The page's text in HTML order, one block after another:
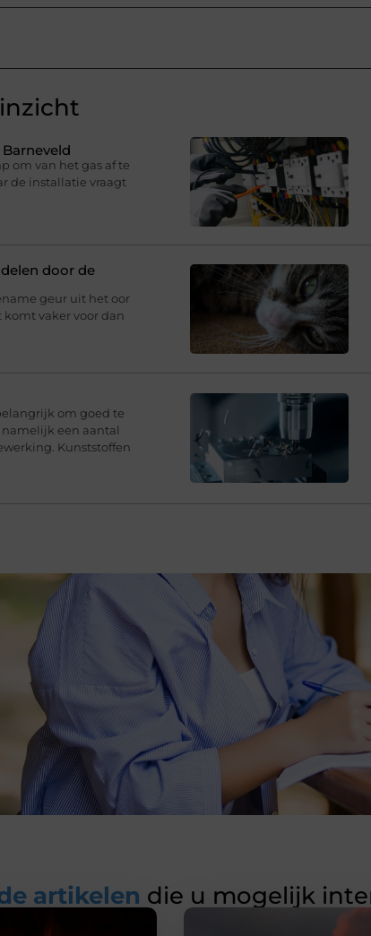
om van het gas af te
de installatie vraagt
door de
geur uit het oor
vaker voor dan
om goed te
een aantal
Kunststoffen
artikelen die u mogelijk